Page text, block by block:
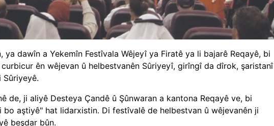
ya dawîn a Yekemîn Festîvala Wêjeyî ya Firatê ya li bajarê Reqayê, bi
ên wêjevan û helbestvanên Sûriyeyî, girîngî da dîrok, şaristanî
Sûriyeyê.
de, ji aliyê Desteya Çandê û Şûnwaran a kantona Reqayê ve, bi
bo aştiyê" hat lidarxistin. Di festîvalê de helbestvan û wêjevanên ji
beşdar bûn.